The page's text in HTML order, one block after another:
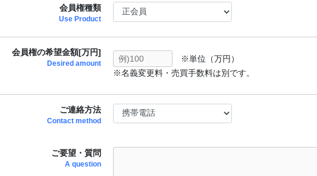
会員権種類
Use Product
会員権の希望金額[万円]
Desired amount
※単位（万円）
※名義変更料・売買手数料は別です。
ご連絡方法
Contact method
ご要望・質問
A question